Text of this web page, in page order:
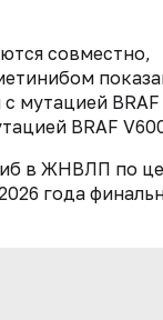
совместно,
мутацией
BRAF
в ЖНВЛП по
года